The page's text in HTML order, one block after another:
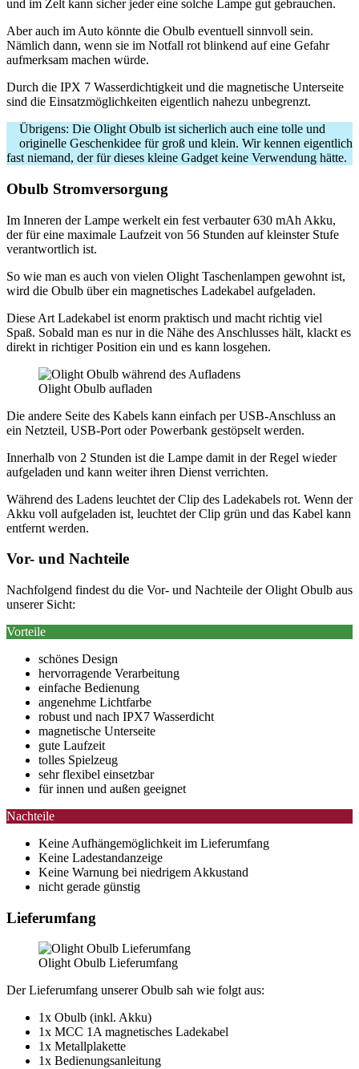
und im Zelt kann sicher jeder eine solche Lampe gut gebrauchen.
Aber auch im Auto könnte die Obulb eventuell sinnvoll sein.
Nämlich dann, wenn sie im Notfall rot blinkend auf eine Gefahr
aufmerksam machen würde.
Durch die IPX 7 Wasserdichtigkeit und die magnetische Unterseite
sind die Einsatzmöglichkeiten eigentlich nahezu unbegrenzt.
Übrigens: Die Olight Obulb ist sicherlich auch eine tolle und
originelle Geschenkidee für groß und klein. Wir kennen eigentlich
fast niemand, der für dieses kleine Gadget keine Verwendung hätte.
Obulb Stromversorgung
Im Inneren der Lampe werkelt ein fest verbauter 630 mAh Akku,
der für eine maximale Laufzeit von 56 Stunden auf kleinster Stufe
verantwortlich ist.
So wie man es auch von vielen Olight Taschenlampen gewohnt ist,
wird die Obulb über ein magnetisches Ladekabel aufgeladen.
Diese Art Ladekabel ist enorm praktisch und macht richtig viel
Spaß. Sobald man es nur in die Nähe des Anschlusses hält, klackt es
direkt in richtiger Position ein und es kann losgehen.
Olight Obulb aufladen
Die andere Seite des Kabels kann einfach per USB-Anschluss an
ein Netzteil, USB-Port oder Powerbank gestöpselt werden.
Innerhalb von 2 Stunden ist die Lampe damit in der Regel wieder
aufgeladen und kann weiter ihren Dienst verrichten.
Während des Ladens leuchtet der Clip des Ladekabels rot. Wenn der
Akku voll aufgeladen ist, leuchtet der Clip grün und das Kabel kann
entfernt werden.
Vor- und Nachteile
Nachfolgend findest du die Vor- und Nachteile der Olight Obulb aus
unserer Sicht:
Vorteile
schönes Design
hervorragende Verarbeitung
einfache Bedienung
angenehme Lichtfarbe
robust und nach IPX7 Wasserdicht
magnetische Unterseite
gute Laufzeit
tolles Spielzeug
sehr flexibel einsetzbar
für innen und außen geeignet
Nachteile
Keine Aufhängemöglichkeit im Lieferumfang
Keine Ladestandanzeige
Keine Warnung bei niedrigem Akkustand
nicht gerade günstig
Lieferumfang
Olight Obulb Lieferumfang
Der Lieferumfang unserer Obulb sah wie folgt aus:
1x Obulb (inkl. Akku)
1x MCC 1A magnetisches Ladekabel
1x Metallplakette
1x Bedienungsanleitung